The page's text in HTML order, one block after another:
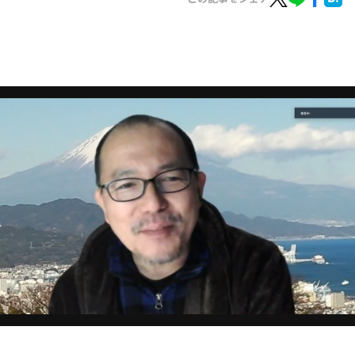
イベント・グッズ
会社情報